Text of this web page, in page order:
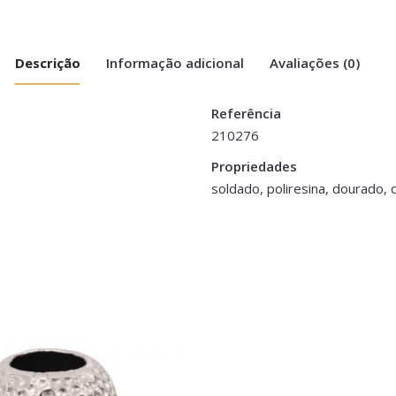
Descrição Informação adicional Avaliações (0)
Referência
210276
Propriedades
soldado, poliresina, dourado,